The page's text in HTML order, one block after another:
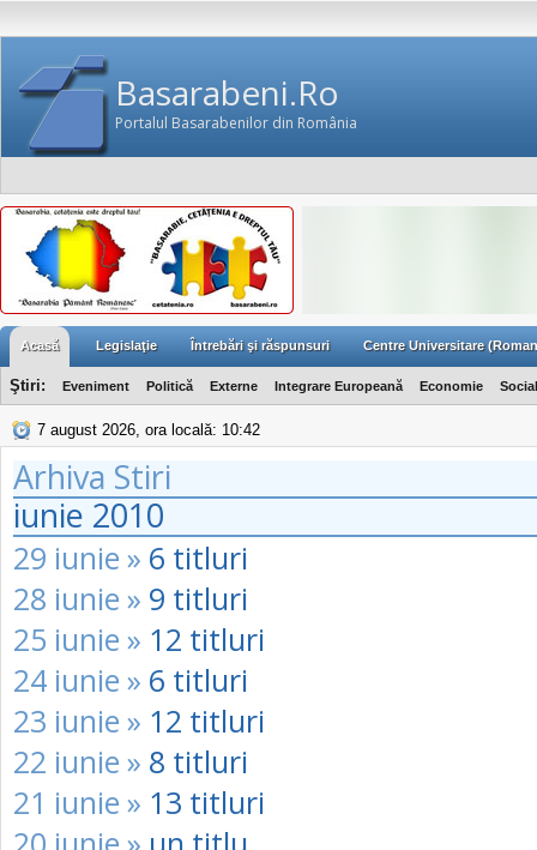
Basarabeni.Ro
Portalul Basarabenilor din România
Acasă Legislaţie Întrebări şi răspunsuri Centre Universitare
Ştiri: Eveniment Politică Externe Integrare Europeană Economie Social
7 august 2026, ora locală: 10:42
Arhiva Stiri
iunie 2010
29 iunie » 6 titluri
28 iunie » 9 titluri
25 iunie » 12 titluri
24 iunie » 6 titluri
23 iunie » 12 titluri
22 iunie » 8 titluri
21 iunie » 13 titluri